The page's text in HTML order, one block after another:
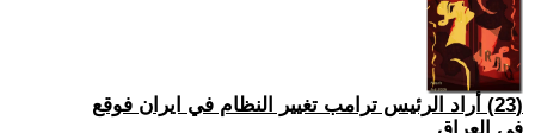
(23) أراد الرئيس ترامب تغيير النظام في ايران فوقع